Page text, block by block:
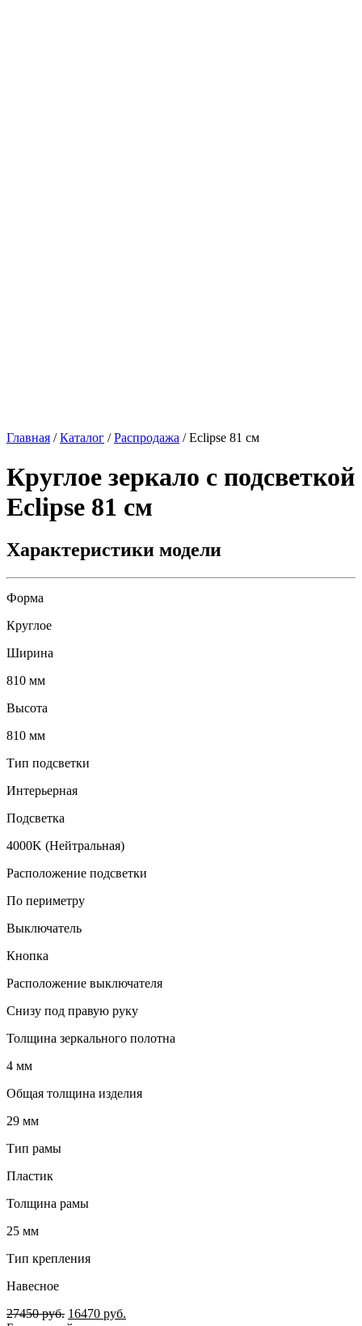
Главная /Каталог /Распродажа /Eclipse 81 см
Круглое зеркало с подсветкой
Eclipse 81 см
Характеристики модели
Форма
Круглое
Ширина
810 мм
Высота
810 мм
Тип подсветки
Интерьерная
Подсветка
4000K (Нейтральная)
Расположение подсветки
По периметру
Выключатель
Кнопка
Расположение выключателя
Снизу под правую руку
Толщина зеркального полотна
4 мм
Общая толщина изделия
29 мм
Тип рамы
Пластик
Толщина рамы
25 мм
Тип крепления
Навесное
27450руб. 16470 руб.